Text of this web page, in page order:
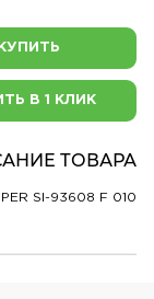
КУПИТЬ
В 1 КЛИК
ТОВАРА
SI-93608 F 010